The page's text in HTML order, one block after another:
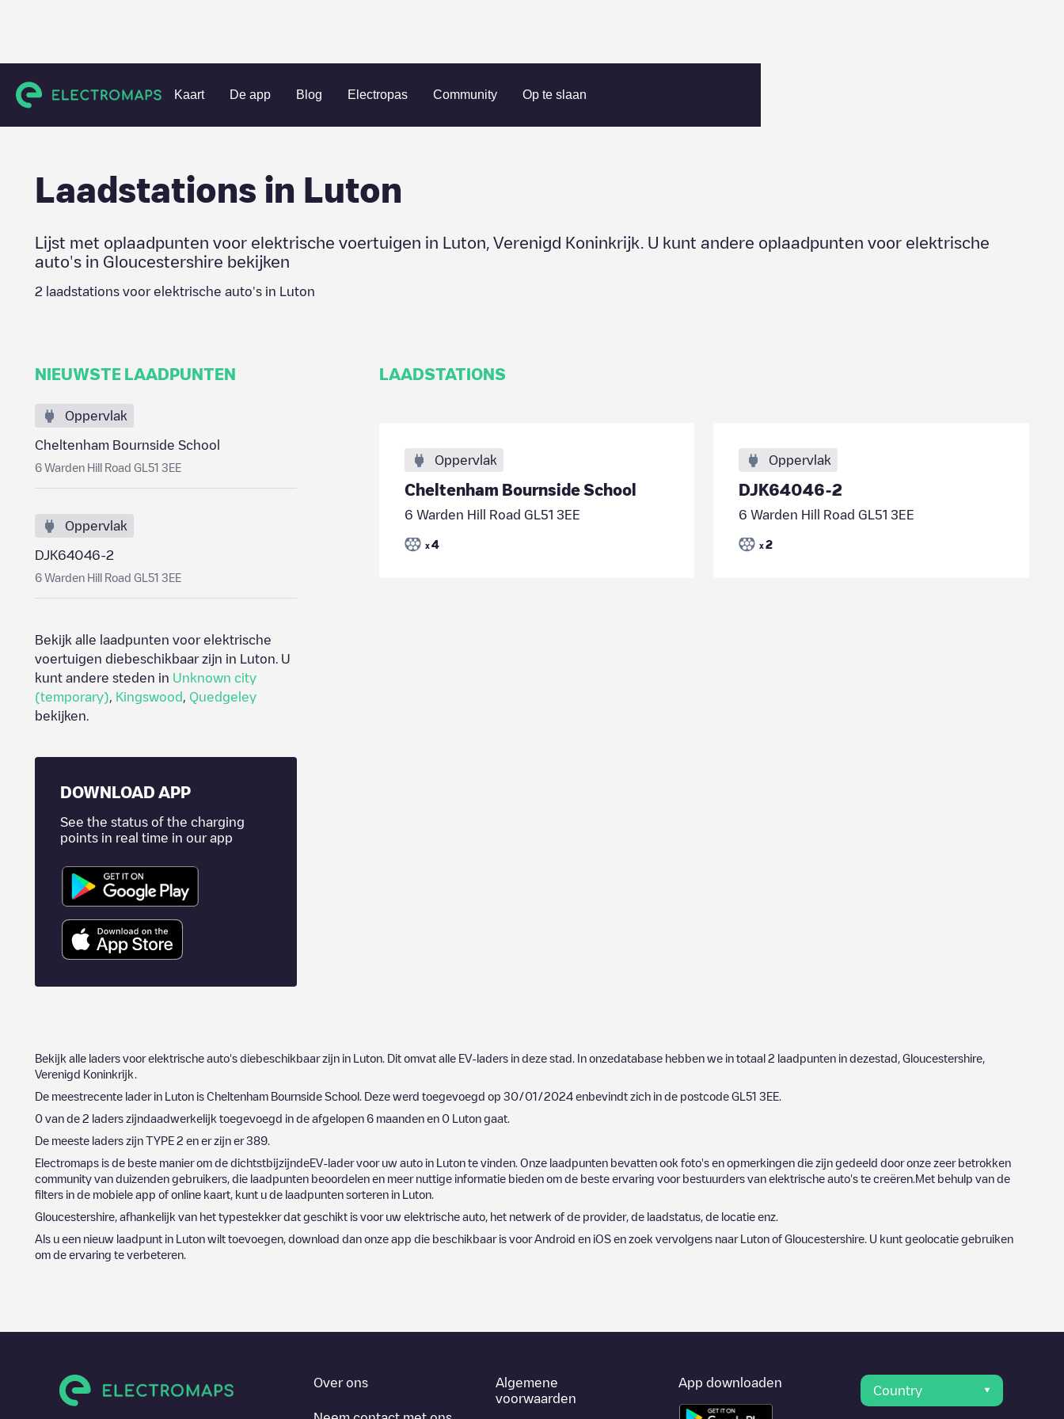
Kaart De app Blog Electropas Community Op te slaan
Charging stations Verenigd Koninkrijk Gloucestershire Luton
Laadstations in Luton
Lijst met oplaadpunten voor elektrische voertuigen in Luton Verenigd Koninkrijk . U kunt andere oplaadpunten voor elektrische
auto's in Gloucestershire bekijken
2 laadstations voor elektrische auto's in Luton
NIEUWSTE LAADPUNTEN
Oppervlak
Cheltenham Bournside School
6 Warden Hill Road GL51 3EE
Oppervlak
DJK64046-2
6 Warden Hill Road GL51 3EE
Bekijk alle laadpunten voor elektrische
voertuigen diebeschikbaar zijn in
Luton . U
kunt andere steden in Unknown city
(temporary)
Kingswood
Quedgeley
bekijken.
DOWNLOAD APP
See the status of the charging
points in real time in our app
LAADSTATIONS
Oppervlak
Cheltenham Bournside School
6 Warden Hill Road GL51 3EE
x 4
Oppervlak
DJK64046-2
6 Warden Hill Road GL51 3EE
x 2
Bekijk alle laders voor elektrische auto's diebeschikbaar zijn in Luton . Dit omvat alle EV-laders in deze stad. In onzedatabase hebben we in totaal 2 laadpunten in dezestad, Gloucestershire
Verenigd Koninkrijk
De meestrecente lader in Luton is Cheltenham Bournside School . Deze werd toegevoegd op 30/01/2024 enbevindt zich in de postcode GL51 3EE
0 van de 2 laders zijndaadwerkelijk toegevoegd in de afgelopen 6 maanden en 0 Luton gaat.
De meeste laders zijn TYPE 2 en er zijn er389
Electromaps is de beste manier om de dichtstbijzijndeEV-lader voor uw auto in Luton te vinden. Onze laadpunten bevatten ook foto's en opmerkingen die zijn gedeeld door onze zeer betrokken
community van duizenden gebruikers, die laadpunten beoordelen en meer nuttige informatie bieden om de beste ervaring voor bestuurders van elektrische auto's te creëren.Met behulp van de
filters in de mobiele app of online kaart, kunt u de laadpunten sorteren in Luton
Gloucestershire , afhankelijk van het typestekker dat geschikt is voor uw elektrische auto, het netwerk of de provider, de laadstatus, de locatie enz.
Als u een nieuw laadpunt in Luton wilt toevoegen, download dan onze app die beschikbaar is voor Android en iOS en zoek vervolgens naar Luton of Gloucestershire . U kunt geolocatie gebruiken
om de ervaring te verbeteren.
Over ons
Algemene
voorwaarden
App downloaden
Country